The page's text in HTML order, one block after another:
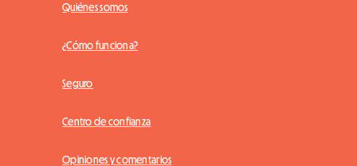
Quiénes somos
¿Cómo funciona?
Seguro
Centro de confianza
Opiniones y comentarios